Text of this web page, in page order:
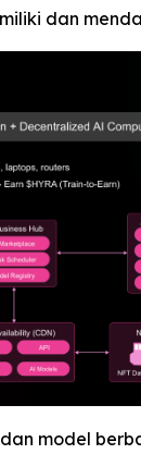
dan
model